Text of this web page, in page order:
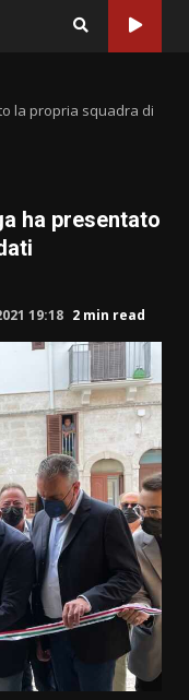
la propria squadra di
ha presentato
19:18 2 min read